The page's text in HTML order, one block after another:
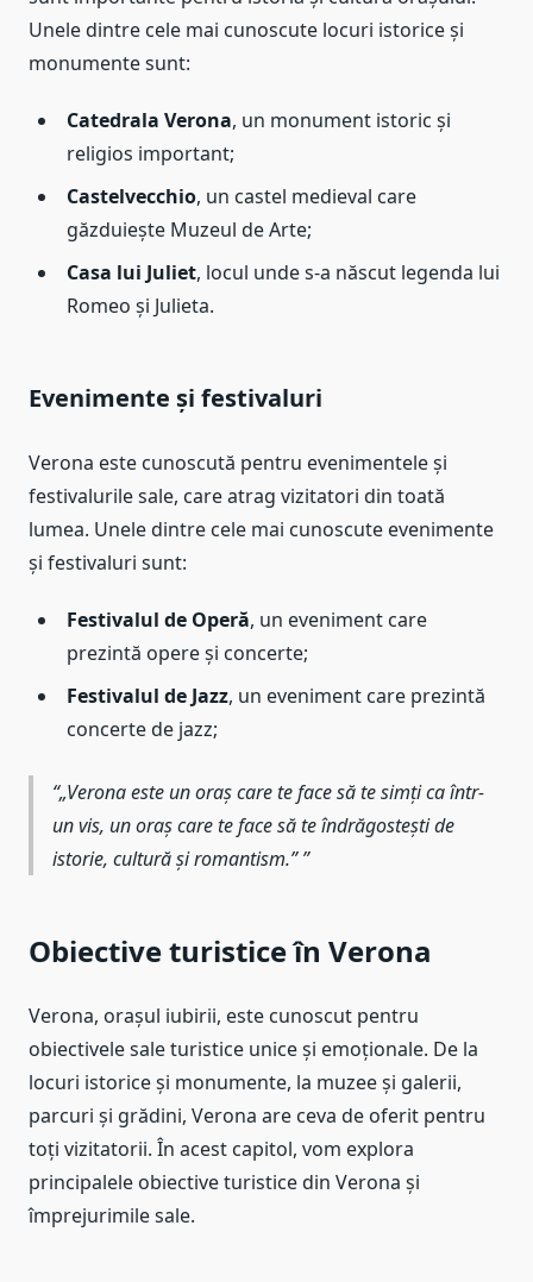
Unele dintre cele mai cunoscute locuri istorice și
monumente sunt:
Catedrala Verona, un monument istoric și
religios important;
Castelvecchio, un castel medieval care
găzduiește Muzeul de Arte;
Casa lui Juliet, locul unde s-a născut legenda lui
Romeo și Julieta.
Evenimente și festivaluri
Verona este cunoscută pentru evenimentele și
festivalurile sale, care atrag vizitatori din toată
lumea. Unele dintre cele mai cunoscute evenimente
și festivaluri sunt:
Festivalul de Operă, un eveniment care
prezintă opere și concerte;
Festivalul de Jazz, un eveniment care prezintă
concerte de jazz;
„Verona este un oraș care te face să te simți ca într-
un vis, un oraș care te face să te îndrăgostești de
istorie, cultură și romantism.”
Obiective turistice în Verona
Verona, orașul iubirii, este cunoscut pentru
obiectivele sale turistice unice și emoționale. De la
locuri istorice și monumente, la muzee și galerii,
parcuri și grădini, Verona are ceva de oferit pentru
toți vizitatorii. În acest capitol, vom explora
principalele obiective turistice din Verona și
împrejurimile sale.